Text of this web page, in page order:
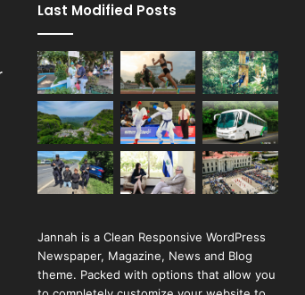
Last Modified Posts
Jannah is a Clean Responsive WordPress
Newspaper, Magazine, News and Blog
theme. Packed with options that allow you